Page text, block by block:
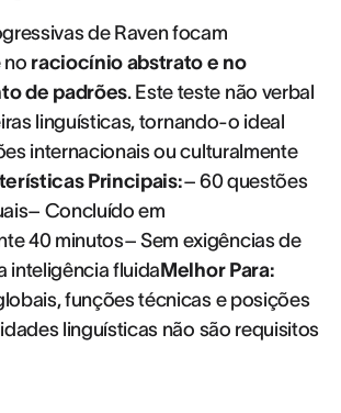
de Raven focam
no raciocínio abstrato e no
de padrões. Este teste não verbal
linguísticas, tornando-o ideal
internacionais ou culturalmente
Principais:– 60 questões
Concluído em
40 minutos– Sem exigências de
inteligência fluidaMelhor Para:
funções técnicas e posições
linguísticas não são requisitos